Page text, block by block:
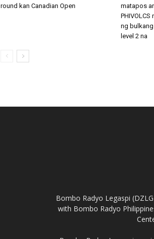
round kan Canadian Open
matapos
ng
level 2 na
Bombo Radyo Legaspi
with Bombo Radyo